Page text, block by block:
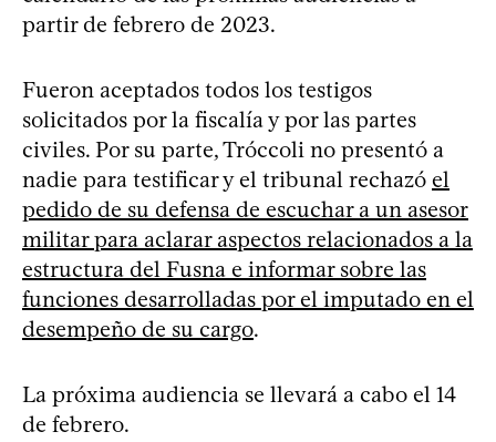
partir de febrero de 2023.
Fueron aceptados todos los testigos
solicitados por la fiscalía y por las partes
civiles. Por su parte, Tróccoli no presentó a
nadie para testificar y el tribunal rechazó el
pedido de su defensa de escuchar a un asesor
militar para aclarar aspectos relacionados a la
estructura del Fusna e informar sobre las
funciones desarrolladas por el imputado en el
desempeño de su cargo.
La próxima audiencia se llevará a cabo el 14
de febrero.